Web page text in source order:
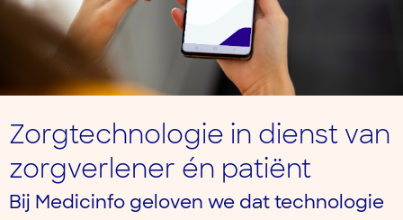
Zorgtechnologie in dienst van
zorgverlener én patiënt
Bij Medicinfo geloven we dat technologie